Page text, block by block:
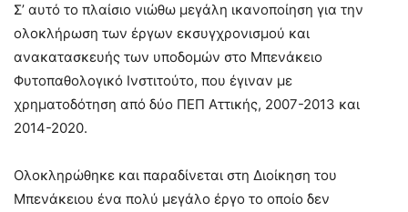
Σ’ αυτό το πλαίσιο νιώθω μεγάλη ικανοποίηση για την
ολοκλήρωση των έργων εκσυγχρονισμού και
ανακατασκευής των υποδομών στο Μπενάκειο
Φυτοπαθολογικό Ινστιτούτο, που έγιναν με
χρηματοδότηση από δύο ΠΕΠ Αττικής, 2007-2013 και
2014-2020.
Ολοκληρώθηκε και παραδίνεται στη Διοίκηση του
Μπενάκειου ένα πολύ μεγάλο έργο το οποίο δεν